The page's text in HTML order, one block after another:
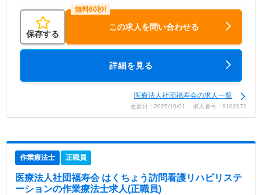
保存する
この求人を問い合わせる
詳細を見る
医療法人社団福寿会の求人一覧
更新日：2025/10/01 求人番号：9102171
作業療法士 正職員
医療法人社団福寿会 はくちょう訪問看護リハビリステ
ーションの作業療法士求人(正職員)